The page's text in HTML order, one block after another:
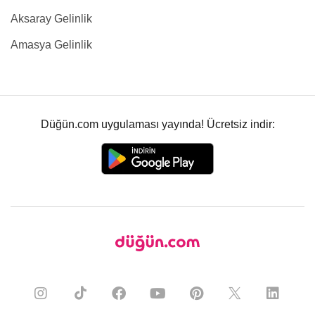
Aksaray Gelinlik
Amasya Gelinlik
Düğün.com uygulaması yayında! Ücretsiz indir: